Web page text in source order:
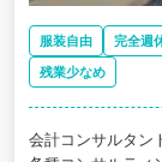
服装自由 完全週
残業少なめ
会計コンサルタン